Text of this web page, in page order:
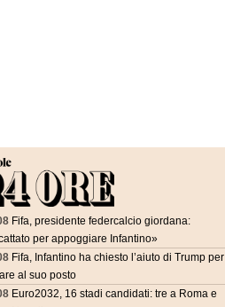
Fifa, presidente federcalcio giordana:
per appoggiare Infantino»
Fifa, Infantino ha chiesto l’aiuto di Trump per
al suo posto
Euro2032, 16 stadi candidati: tre a Roma e